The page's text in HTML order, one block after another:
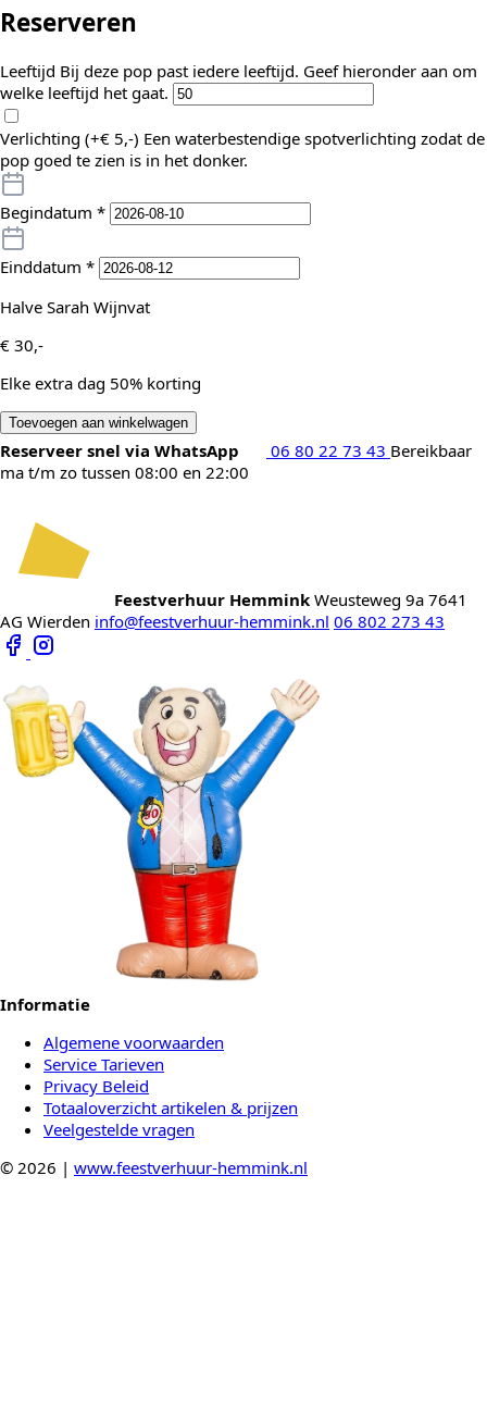
Reserveren
Leeftijd Bij deze pop past iedere leeftijd. Geef hieronder aan om
welke leeftijd het gaat.
Verlichting (+€ 5,-) Een waterbestendige spotverlichting zodat de
pop goed te zien is in het donker.
Begindatum *
Einddatum *
Halve Sarah Wijnvat
€ 30,-
Elke extra dag 50% korting
Toevoegen aan winkelwagen
Reserveer snel via WhatsApp 06 80 22 73 43 Bereikbaar
ma t/m zo tussen 08:00 en 22:00
Feestverhuur Hemmink Weusteweg 9a 7641
AG Wierden info@feestverhuur-hemmink.nl 06 802 273 43
Informatie
Algemene voorwaarden
Service Tarieven
Privacy Beleid
Totaaloverzicht artikelen & prijzen
Veelgestelde vragen
© 2026 | www.feestverhuur-hemmink.nl